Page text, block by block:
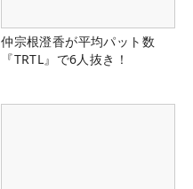
仲宗根澄香が平均パット数
『TRTL』で6人抜き！